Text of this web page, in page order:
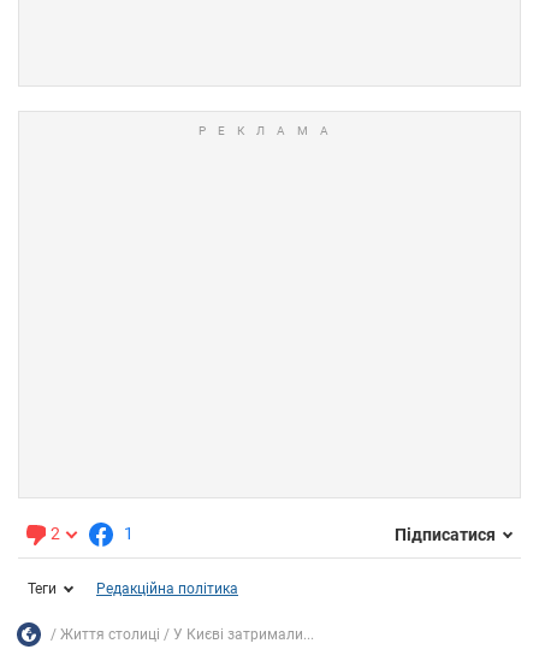
2 1 Підписатися
Теги Редакційна політика
Життя столиці У Києві затримали...